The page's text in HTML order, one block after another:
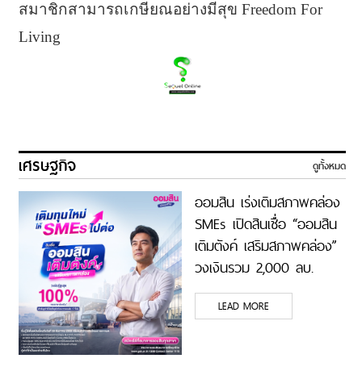
สมาชิกสามารถเกษียณอย่างมีสุข Freedom For
Living
เศรษฐกิจ ดูทั้งหมด
ออมสิน เร่งเติมสภาพคล่อง
SMEs เปิดสินเชื่อ “ออมสิน
เติมตังค์ เสริมสภาพคล่อง”
วงเงินรวม 2,000 ลบ.
LEAD MORE